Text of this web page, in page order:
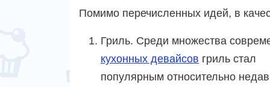
Помимо перечисленных идей, в
Гриль. Среди множества
кухонных девайсов гриль стал
популярным относительно